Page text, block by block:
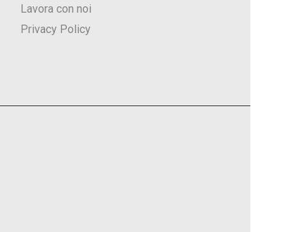
Lavora con noi
Privacy Policy